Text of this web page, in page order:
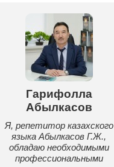
Гарифолла
Абылкасов
Я, репетитор казахского
языка Абылкасов Г.Ж.,
обладаю необходимыми
профессиональными